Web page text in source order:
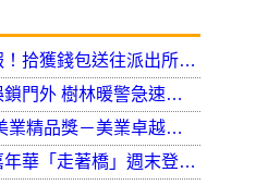
好心有好報！拾獲錢包送往派出所竟發現自己遺失的手機
失智老翁誤鎖門外 樹林暖警急速營救阻飢寒
2025亞太美業精品獎－美業卓越大賞 揭曉年度最受矚目美業榮耀品牌
淡水藝術嘉年華「走著橋」週末登場 淡水警啟動交通管制